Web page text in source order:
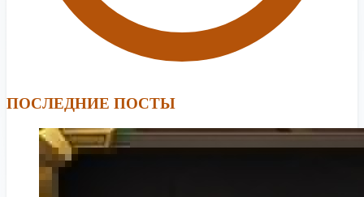
ПОСЛЕДНИЕ ПОСТЫ